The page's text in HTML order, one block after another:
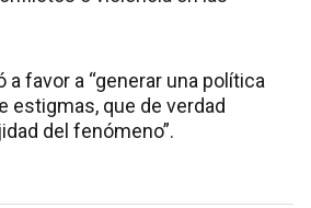
favor a “generar una política
estigmas, que de verdad
del fenómeno”.